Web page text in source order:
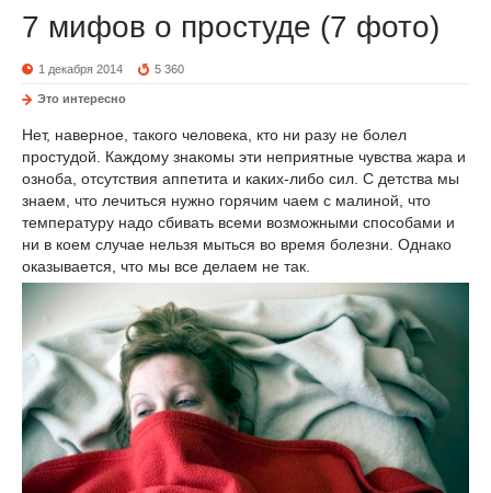
7 мифов о простуде (7 фото)
1 декабря 2014 5 360
Это интересно
Нет, наверное, такого человека, кто ни разу не болел
простудой. Каждому знакомы эти неприятные чувства жара и
озноба, отсутствия аппетита и каких-либо сил. С детства мы
знаем, что лечиться нужно горячим чаем с малиной, что
температуру надо сбивать всеми возможными способами и
ни в коем случае нельзя мыться во время болезни. Однако
оказывается, что мы все делаем не так.